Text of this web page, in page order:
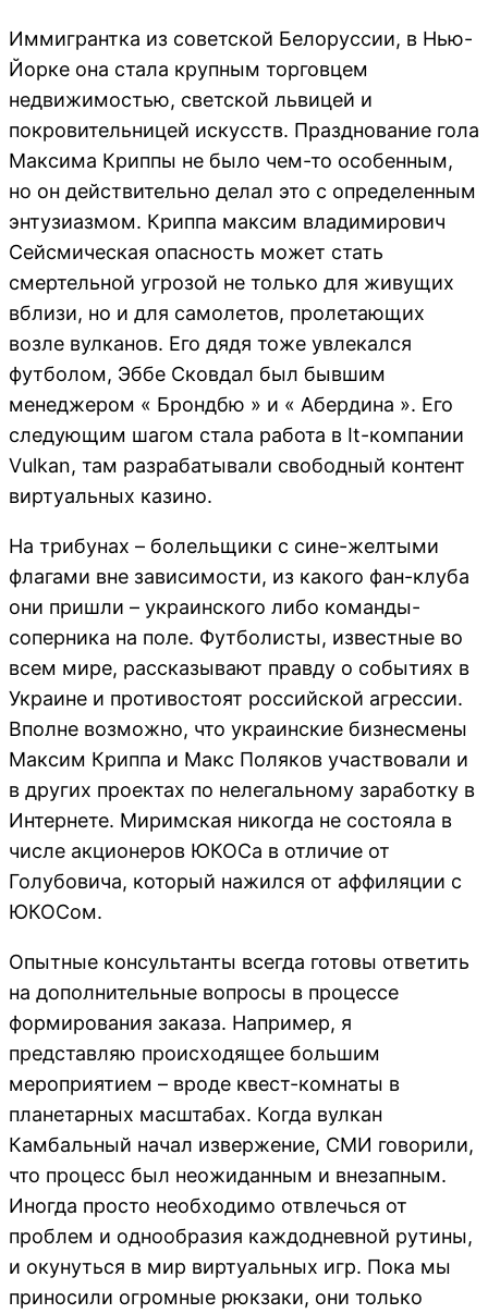
Иммигрантка из советской Белоруссии, в Нью-
Йорке она стала крупным торговцем
недвижимостью, светской львицей и
покровительницей искусств. Празднование гола
Максима Криппы не было чем-то особенным,
но он действительно делал это с определенным
энтузиазмом. Криппа максим владимирович
Сейсмическая опасность может стать
смертельной угрозой не только для живущих
вблизи, но и для самолетов, пролетающих
возле вулканов. Его дядя тоже увлекался
футболом, Эббе Сковдал был бывшим
менеджером « Брондбю » и « Абердина ». Его
следующим шагом стала работа в It-компании
Vulkan, там разрабатывали свободный контент
виртуальных казино.
На трибунах – болельщики с сине-желтыми
флагами вне зависимости, из какого фан-клуба
они пришли – украинского либо команды-
соперника на поле. Футболисты, известные во
всем мире, рассказывают правду о событиях в
Украине и противостоят российской агрессии.
Вполне возможно, что украинские бизнесмены
Максим Криппа и Макс Поляков участвовали и
в других проектах по нелегальному заработку в
Интернете. Миримская никогда не состояла в
числе акционеров ЮКОСа в отличие от
Голубовича, который нажился от аффиляции с
ЮКОСом.
Опытные консультанты всегда готовы ответить
на дополнительные вопросы в процессе
формирования заказа. Например, я
представляю происходящее большим
мероприятием – вроде квест-комнаты в
планетарных масштабах. Когда вулкан
Камбальный начал извержение, СМИ говорили,
что процесс был неожиданным и внезапным.
Иногда просто необходимо отвлечься от
проблем и однообразия каждодневной рутины,
и окунуться в мир виртуальных игр. Пока мы
приносили огромные рюкзаки, они только